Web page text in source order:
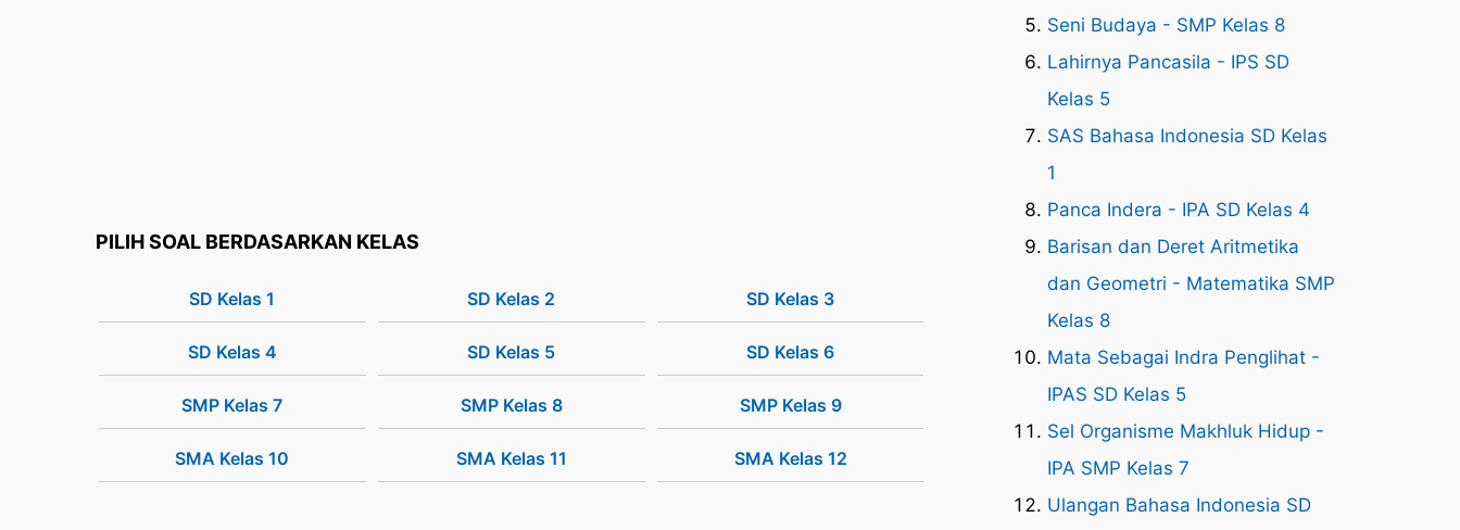
PILIH SOAL BERDASARKAN KELAS
SD Kelas 1 SD Kelas 2 SD Kelas 3
SD Kelas 4 SD Kelas 5 SD Kelas 6
SMP Kelas 7 SMP Kelas 8 SMP Kelas 9
SMA Kelas 10 SMA Kelas 11 SMA Kelas 12
Seni Budaya - SMP Kelas 8
Lahirnya Pancasila - IPS SD
Kelas 5
SAS Bahasa Indonesia SD Kelas
1
Panca Indera - IPA SD Kelas 4
Barisan dan Deret Aritmetika
dan Geometri - Matematika SMP
Kelas 8
Mata Sebagai Indra Penglihat -
IPAS SD Kelas 5
Sel Organisme Makhluk Hidup -
IPA SMP Kelas 7
Ulangan Bahasa Indonesia SD